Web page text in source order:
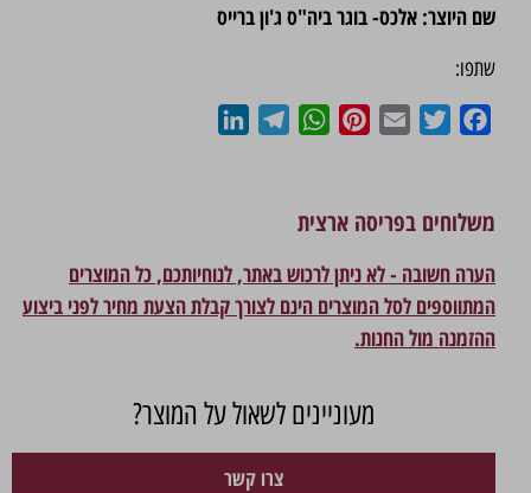
שם היוצר: אלכס- בוגר ביה"ס ג'ון ברייס
שתפו:
Facebook
Twitter
Email
Pinterest
WhatsApp
Telegram
משלוחים בפריסה ארצית
הערה חשובה - לא ניתן לרכוש באתר, לנוחיותכם, כל המוצרים
המתווספים לסל המוצרים הינם לצורך קבלת הצעת מחיר לפני ביצוע
ההזמנה מול החנות.
מעוניינים לשאול על המוצר?
צרו קשר